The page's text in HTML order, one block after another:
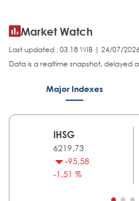
Market Watch
Last updated : 03.18 WIB | 24/07/2026
Data is a realtime snapshot, delayed
Major Indexes
IHSG
6219.73
-95.58
-1.51 %